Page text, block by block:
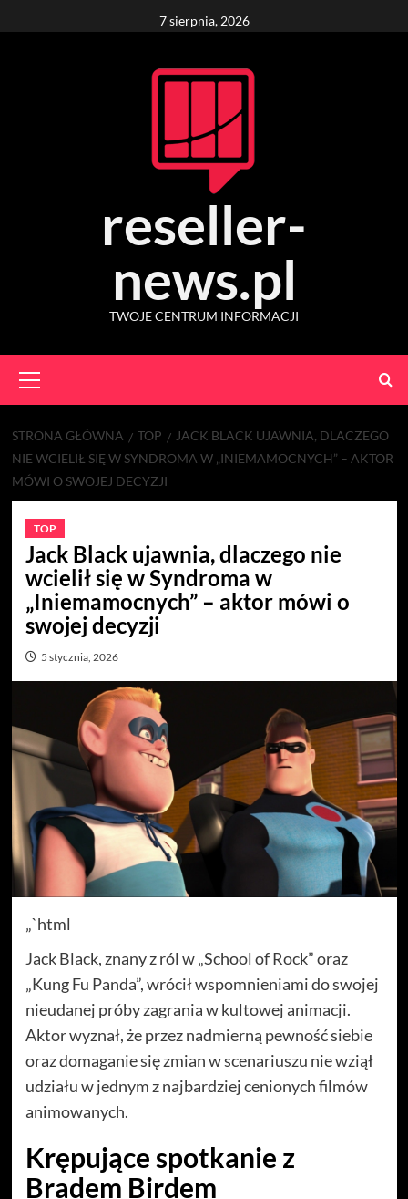
to
7 sierpnia, 2026
reseller-
news.pl
TWOJE CENTRUM INFORMACJI
Menu
STRONA GŁÓWNA TOP
JACK BLACK UJAWNIA, DLACZEGO
NIE WCIELIŁ SIĘ W SYNDROMA W „INIEMAMOCNYCH” – AKTOR
MÓWI O SWOJEJ DECYZJI
TOP
Jack Black ujawnia, dlaczego nie
wcielił się w Syndroma w
„Iniemamocnych” – aktor mówi o
swojej decyzji
5 stycznia, 2026
„`html
Jack Black, znany z ról w „School of Rock” oraz
„Kung Fu Panda”, wrócił wspomnieniami do swojej
nieudanej próby zagrania w kultowej animacji.
Aktor wyznał, że przez nadmierną pewność siebie
oraz domaganie się zmian w scenariuszu nie wziął
udziału w jednym z najbardziej cenionych filmów
animowanych.
Krępujące spotkanie z
Bradem Birdem